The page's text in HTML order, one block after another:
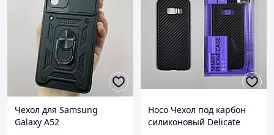
Чехол для Samsung
Galaxy A52
Hoco Чехол под карбон
силиконовый Delicate